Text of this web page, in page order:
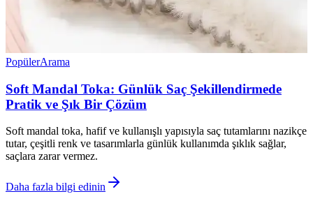
PopülerArama
Soft Mandal Toka: Günlük Saç Şekillendirmede
Pratik ve Şık Bir Çözüm
Soft mandal toka, hafif ve kullanışlı yapısıyla saç tutamlarını nazikçe
tutar, çeşitli renk ve tasarımlarla günlük kullanımda şıklık sağlar,
saçlara zarar vermez.
Daha fazla bilgi edinin